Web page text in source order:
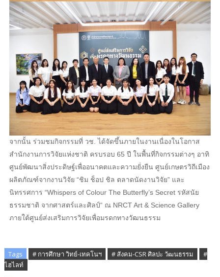
จากนั้น ร่วมชมกิจกรรมที่ วช. ได้จัดขึ้นภายในงานเนื่องในโอกาส
สำนักงานการวิจัยแห่งชาติ ครบรอบ 65 ปี ในพื้นที่กิจกรรมต่างๆ อาทิ
ศูนย์พัฒนาสิ่งประดิษฐ์เพื่ออนาคตและความยั่งยืน ศูนย์เกษตรวิถีเมือง
ผลิตภัณฑ์จากงานวิจัย “ชิม ช็อป ชิล ตลาดนัดงานวิจัย” และ
นิทรรศการ “Whispers of Colour The Butterfly’s Secret รหัสนัย
ธรรมชาติ จากศาสตร์และศิลป์“ ณ NRCT Art & Science Gallery
ภายใต้ศูนย์ส่งเสริมการวิจัยเพื่อมรดกทางวัฒนธรรม
Tags # การศึกษา วิทย์-เทคโนฯ # สังคม-CSR ศิลปะ วัฒนธรรม
#
ไฮไลท์